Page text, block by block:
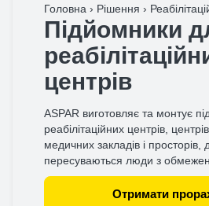
Головна › Рішення ›
Підйомники
центрів
ASPAR виготовляє та монтує
реабілітаційних центрів,
медичних закладів і
пересуваються люди з
Отримати